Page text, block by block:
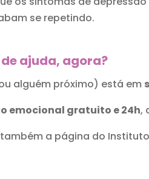
se repetindo.
ajuda, agora?
alguém próximo) está em
emocional gratuito e 24h,
a página do Instituto